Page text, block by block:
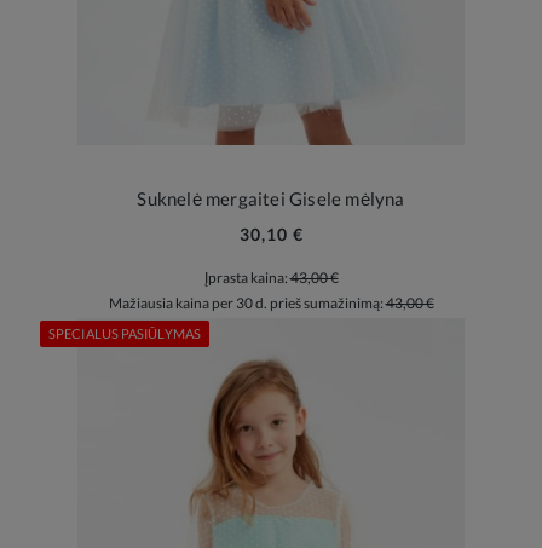
Suknelė mergaitei Gisele mėlyna
30,10 €
Įprasta kaina:43,00 €
Mažiausia kaina per 30 d. prieš sumažinimą:43,00 €
SPECIALUS PASIŪLYMAS